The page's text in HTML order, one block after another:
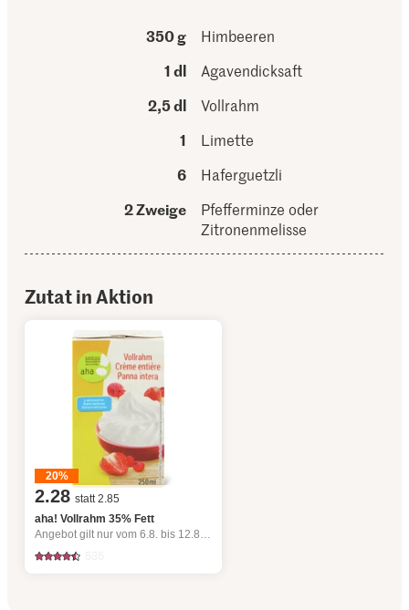
350 g
Himbeeren
1 dl
Agavendicksaft
2,5 dl
Vollrahm
1
Limette
6
Haferguetzli
2 Zweige
Pfefferminze oder
Zitronenmelisse
Zutat in Aktion
20%
2.28 statt 2.85
aha! Vollrahm 35% Fett
Angebot gilt nur vom 6.8. bis 12.8.2026, solange Vorrat.